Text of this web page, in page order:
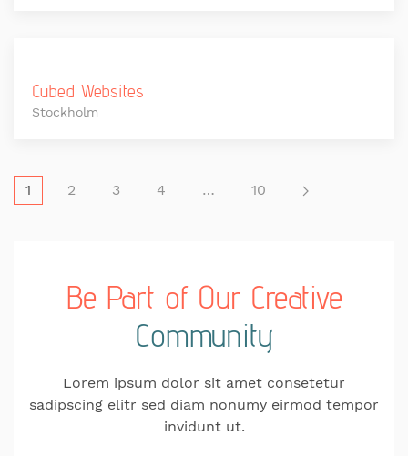
Cubed Websites
Stockholm
1 2 3 4 … 10
Be Part of Our Creative
Community
Lorem ipsum dolor sit amet consetetur
sadipscing elitr sed diam nonumy eirmod tempor
invidunt ut.